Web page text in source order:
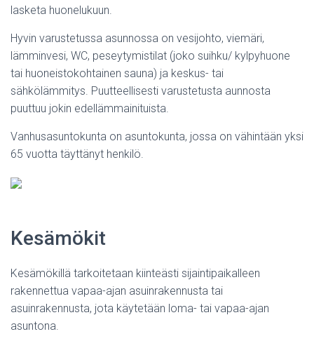
lasketa huonelukuun.
Hyvin varustetussa asunnossa on vesijohto, viemäri,
lämminvesi, WC, peseytymistilat (joko suihku/ kylpyhuone
tai huoneistokohtainen sauna) ja keskus- tai
sähkölämmitys. Puutteellisesti varustetusta aunnosta
puuttuu jokin edellämmainituista.
Vanhusasuntokunta on asuntokunta, jossa on vähintään yksi
65 vuotta täyttänyt henkilö.
Kesämökit
Kesämökillä tarkoitetaan kiinteästi sijaintipaikalleen
rakennettua vapaa-ajan asuinrakennusta tai
asuinrakennusta, jota käytetään loma- tai vapaa-ajan
asuntona.